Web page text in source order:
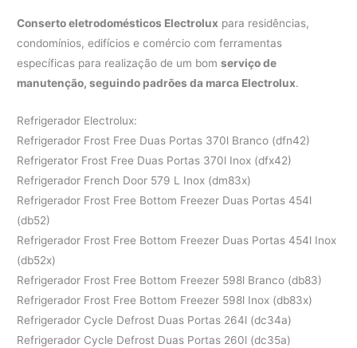
Conserto eletrodomésticos Electrolux para residências,
condomínios, edifícios e comércio com ferramentas
específicas para realização de um bomserviço de
manutenção, seguindo padrões da marca Electrolux.
Refrigerador Electrolux:
Refrigerador Frost Free Duas Portas 370l Branco (dfn42)
Refrigerator Frost Free Duas Portas 370l Inox (dfx42)
Refrigerador French Door 579 L Inox (dm83x)
Refrigerador Frost Free Bottom Freezer Duas Portas 454l
(db52)
Refrigerador Frost Free Bottom Freezer Duas Portas 454l Inox
(db52x)
Refrigerador Frost Free Bottom Freezer 598l Branco (db83)
Refrigerador Frost Free Bottom Freezer 598l Inox (db83x)
Refrigerador Cycle Defrost Duas Portas 264l (dc34a)
Refrigerador Cycle Defrost Duas Portas 260l (dc35a)